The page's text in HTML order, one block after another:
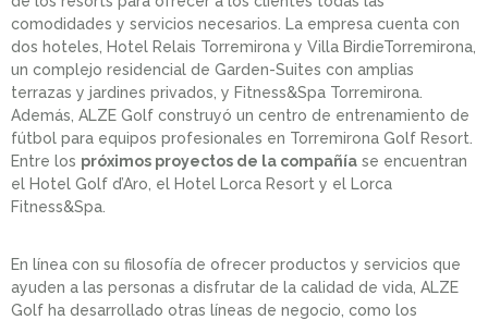
comodidades y servicios necesarios. La empresa cuenta con
dos hoteles, Hotel Relais Torremirona y Villa BirdieTorremirona,
un complejo residencial de Garden-Suites con amplias
terrazas y jardines privados, y Fitness&Spa Torremirona.
Además, ALZE Golf construyó un centro de entrenamiento de
fútbol para equipos profesionales en Torremirona Golf Resort.
Entre los próximos proyectos de la compañía se encuentran
el Hotel Golf d’Aro, el Hotel Lorca Resort y el Lorca
Fitness&Spa.
En línea con su filosofía de ofrecer productos y servicios que
ayuden a las personas a disfrutar de la calidad de vida, ALZE
Golf ha desarrollado otras líneas de negocio, como los